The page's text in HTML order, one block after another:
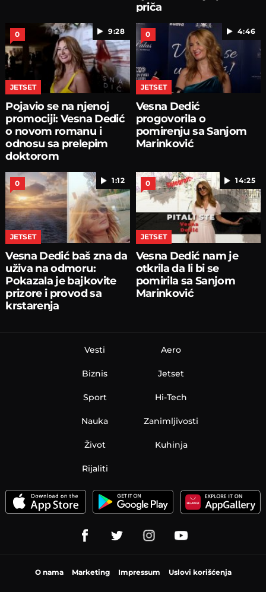
priča
9:28
0
JETSET
Pojavio se na njenoj
promociji: Vesna Dedić
o novom romanu i
odnosu sa prelepim
doktorom
4:46
0
JETSET
Vesna Dedić
progovorila o
pomirenju sa Sanjom
Marinković
1:12
0
JETSET
Vesna Dedić baš zna da
uživa na odmoru:
Pokazala je bajkovite
prizore i provod sa
krstarenja
14:25
0
JETSET
Vesna Dedić nam je
otkrila da li bi se
pomirila sa Sanjom
Marinković
Vesti
Biznis
Sport
Nauka
Aero
Jetset
Hi-Tech
Zanimljivosti
Život Kuhinja
Rijaliti
O nama Marketing Impressum Uslovi korišćenja